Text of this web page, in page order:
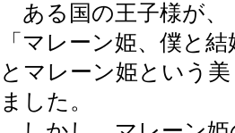
ある国の王子様が、
「マレーン姫、僕と
とマレーン姫という
ました。